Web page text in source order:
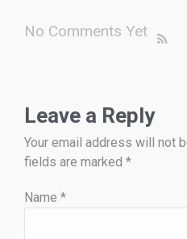
No Comments Yet
Leave a Reply
Your email address will not
fields are marked *
Name *